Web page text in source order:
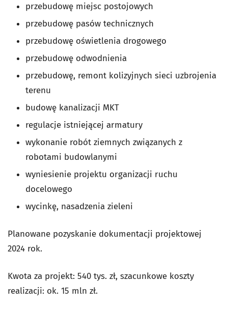
przebudowę miejsc postojowych
przebudowę pasów technicznych
przebudowę oświetlenia drogowego
przebudowę odwodnienia
przebudowę, remont kolizyjnych sieci uzbrojenia
terenu
budowę kanalizacji MKT
regulacje istniejącej armatury
wykonanie robót ziemnych związanych z
robotami budowlanymi
wyniesienie projektu organizacji ruchu
docelowego
wycinkę, nasadzenia zieleni
Planowane pozyskanie dokumentacji projektowej
2024 rok.
Kwota za projekt: 540 tys. zł, szacunkowe koszty
realizacji: ok. 15 mln zł.